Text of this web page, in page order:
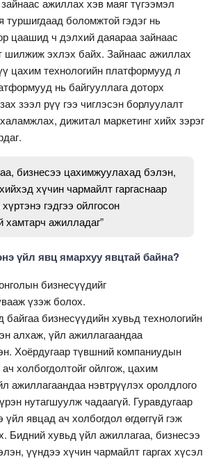
ажиллах хэв маяг түгээмэл
туршигдаад боломжтой гэдэг нь
цаашид ч дэлхий даяараа зайнаас
шилжиж эхлэх байх. Зайнаас ажиллах
цахим технологийн платформууд л
нь байгууллага доторх
зээл рүү гээ чиглэсэн борлуулалт
дижитал маркетинг хийх зэрэг
бизнесээ цахимжуулахад бэлэн,
хүчин чармайлт гаргаснаар
гэдгээ ойлгосон
хамтарч ажилладаг”
үйл явц ямархуу явцтай байна?
бизнесүүдийг
үзэж болох.
байгаа бизнесүүдийн хувьд технологийн
алхаж, үйл ажиллагаандаа
Хоёрдугаар түвшний компаниудын
холбогдолтойг ойлгож, цахим
ажиллагаандаа нэвтрүүлэх оролдлого
нутагшуулж чадаагүй. Гуравдугаар
явцад ач холбогдол өгдөггүй гэж
Бидний хувьд үйл ажиллагаа, бизнесээ
үүндээ хүчин чармайлт гаргах хүсэл